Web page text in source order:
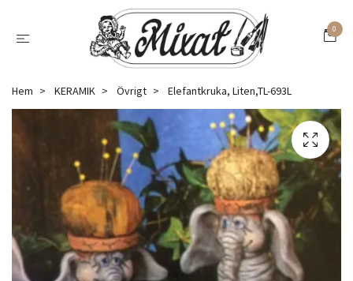
0
Hem KERAMIK Övrigt Elefantkruka, Liten,TL-693L